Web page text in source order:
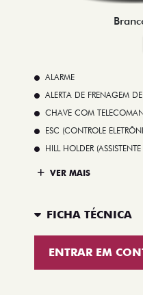
ALARME
ALERTA DE FRENAGEM
CHAVE COM
ESC (CONTROLE
HILL HOLDER
VER MAIS
FICHA TÉCNICA
ENTRAR EM